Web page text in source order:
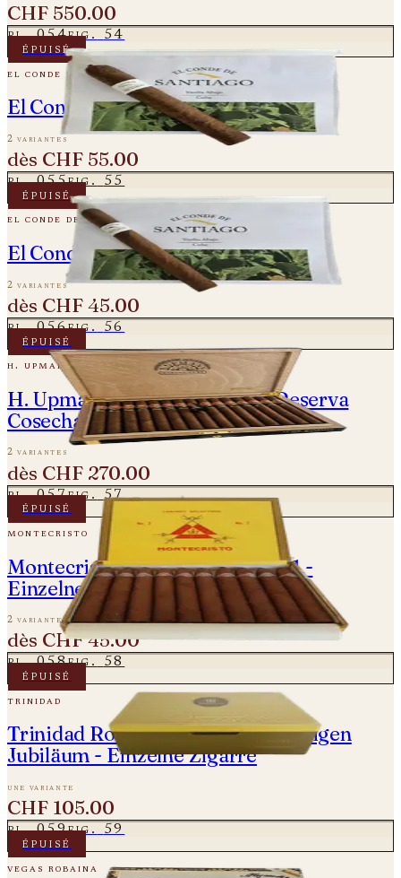
CHF 550.00
pl. 054fig.
54
épuisé
el conde de santiago
El Conde De Santiago – Especial 60
2 variantes
dès CHF 55.00
pl. 055fig.
55
épuisé
el conde de santiago
El Conde De Santiago – Esplendid
2 variantes
dès CHF 45.00
pl. 056fig.
56
épuisé
h. upmann
H. Upmann Sir Winston Gran Reserva
Cosecha 2011
2 variantes
dès CHF 270.00
pl. 057fig.
57
épuisé
montecristo
Montecristo No. 2 - Vintage 2011 -
Einzelne Zigarre
2 variantes
dès CHF 45.00
pl. 058fig.
58
épuisé
trinidad
Trinidad Robustos Extra - 55-jährigen
Jubiläum - Einzelne Zigarre
une variante
CHF 105.00
pl. 059fig.
59
épuisé
vegas robaina